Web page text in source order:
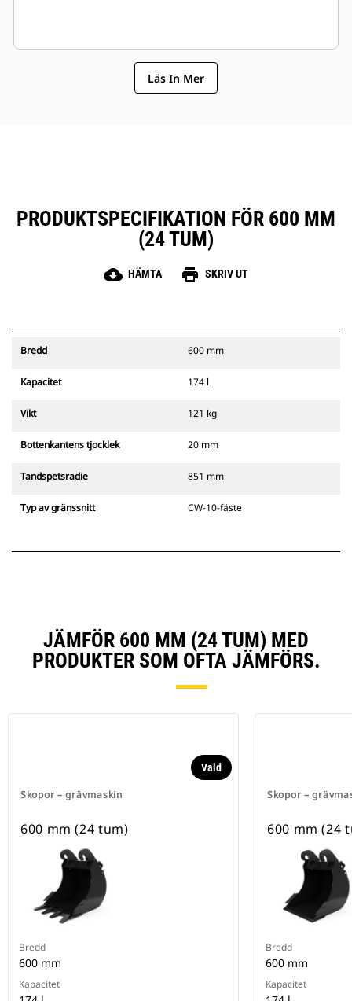
Läs In Mer
PRODUKTSPECIFIKATION FÖR 600 MM
(24 TUM)
cloud_download HÄMTA print SKRIV UT
Bredd 600 mm
Kapacitet 174 l
Vikt 121 kg
Bottenkantens tjocklek 20 mm
Tandspetsradie 851 mm
Typ av gränssnitt CW-10-fäste
JÄMFÖR 600 MM (24 TUM) MED
PRODUKTER SOM OFTA JÄMFÖRS.
Skopor – grävmaskin
Vald
600 mm (24 tum)
Bredd
600 mm
Kapacitet
Skopor –
600 mm (24
Bredd
600 mm
Kapacitet